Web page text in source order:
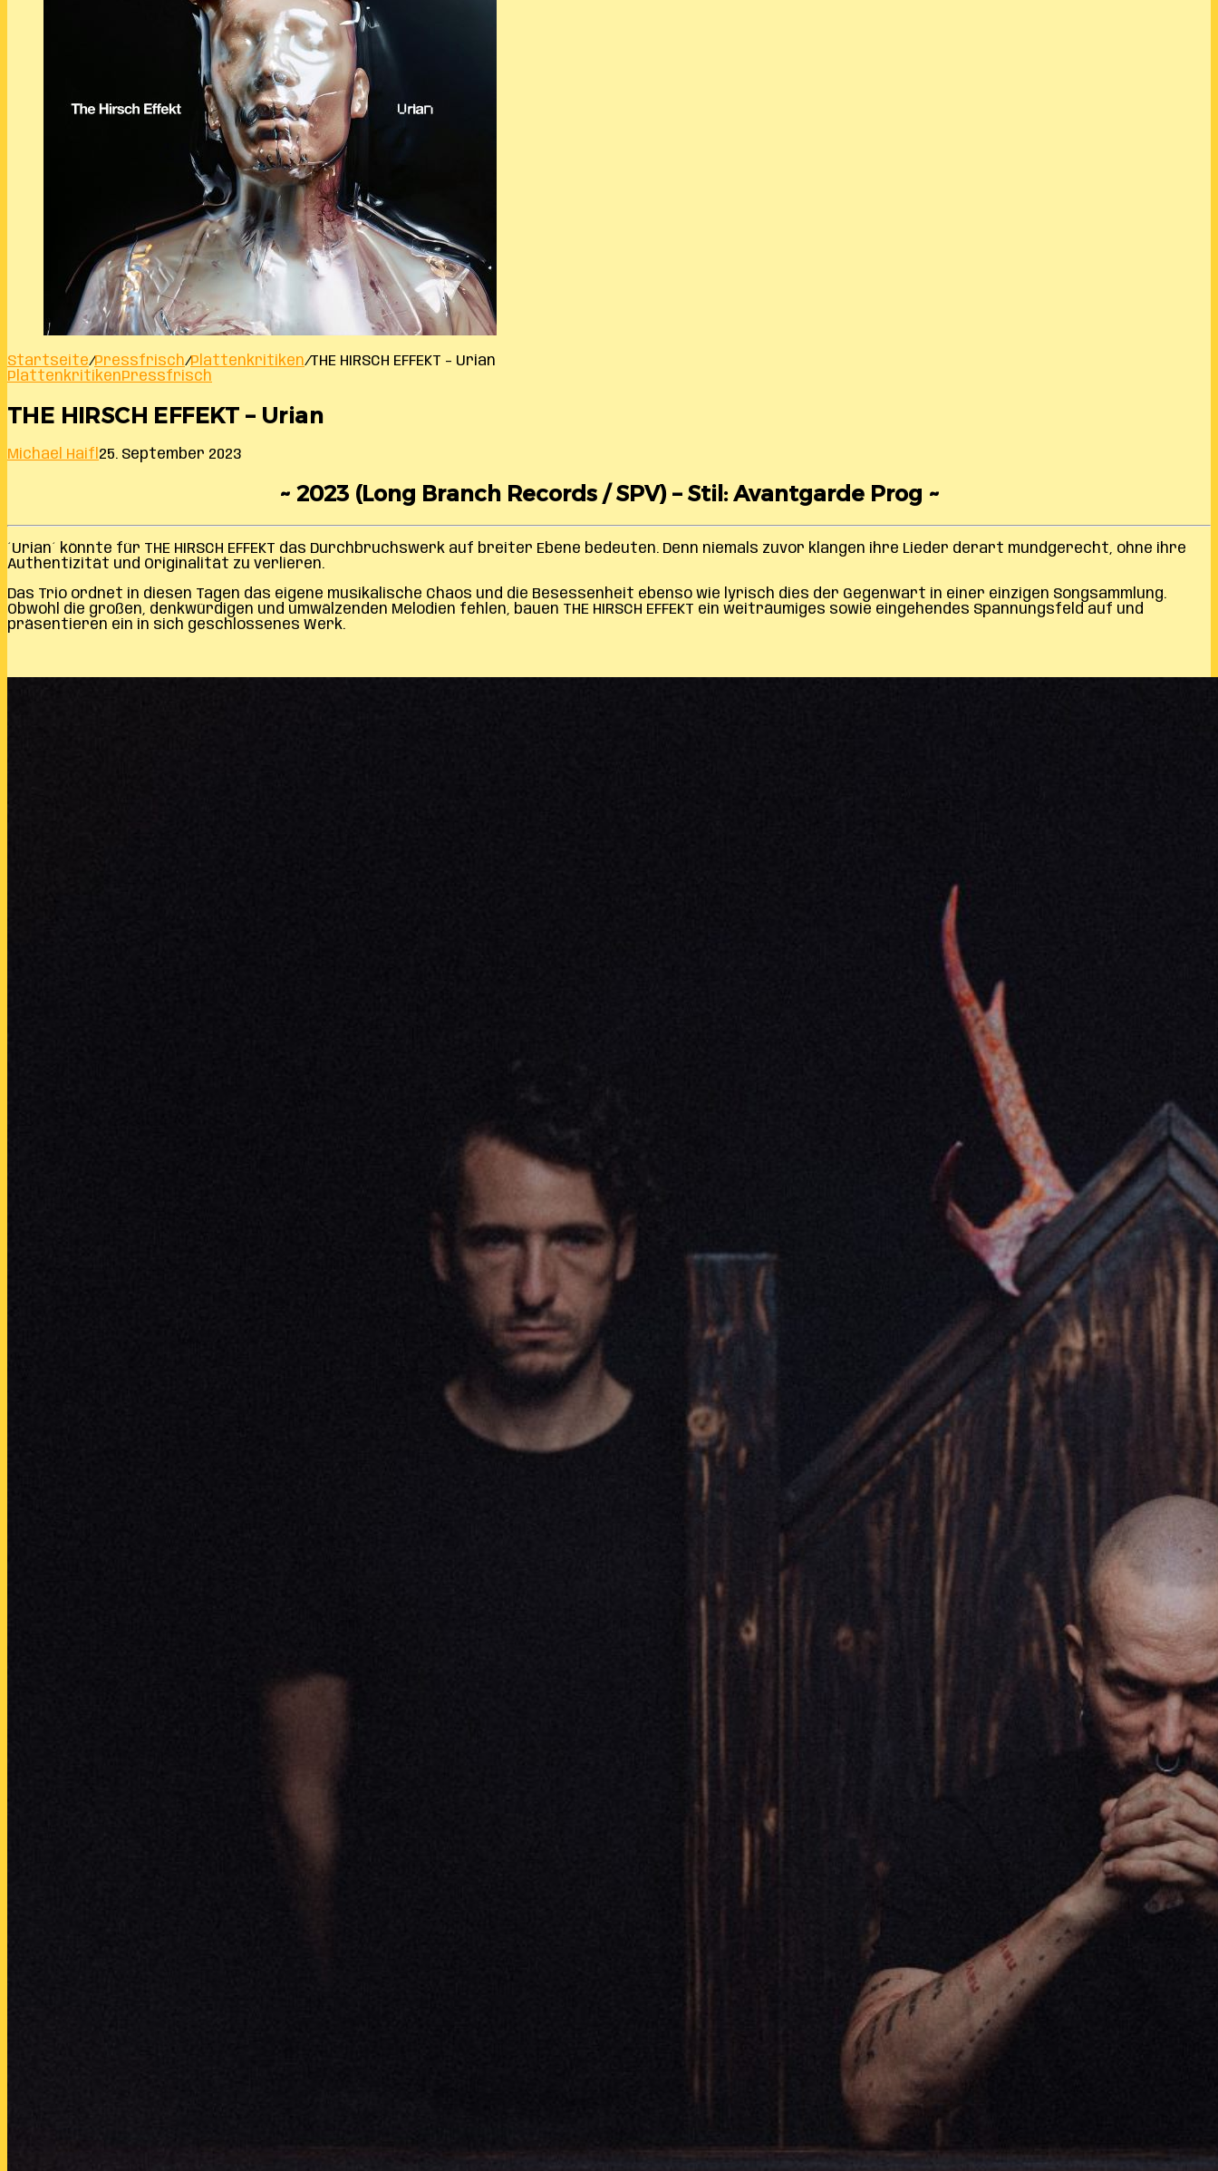
Startseite/Pressfrisch/Plattenkritiken/THE HIRSCH EFFEKT – Urian
PlattenkritikenPressfrisch
THE HIRSCH EFFEKT – Urian
Michael Haifl 25. September 2023
~ 2023 (Long Branch Records / SPV) – Stil: Avantgarde Prog ~
´Urian´ könnte für THE HIRSCH EFFEKT das Durchbruchswerk auf breiter Ebene bedeuten. Denn niemals zuvor klangen ihre Lieder derart mundgerecht, ohne ihre
Authentizität und Originalität zu verlieren.
Das Trio ordnet in diesen Tagen das eigene musikalische Chaos und die Besessenheit ebenso wie lyrisch dies der Gegenwart in einer einzigen Songsammlung.
Obwohl die großen, denkwürdigen und umwälzenden Melodien fehlen, bauen THE HIRSCH EFFEKT ein weiträumiges sowie eingehendes Spannungsfeld auf und
präsentieren ein in sich geschlossenes Werk.